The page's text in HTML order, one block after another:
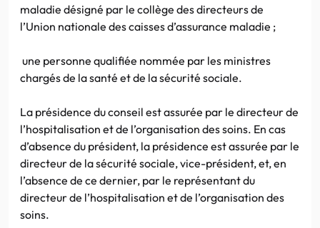
maladie désigné par le collège des directeurs de
l’Union nationale des caisses d’assurance maladie ;
une personne qualifiée nommée par les ministres
chargés de la santé et de la sécurité sociale.
La présidence du conseil est assurée par le directeur de
l’hospitalisation et de l’organisation des soins. En cas
d’absence du président, la présidence est assurée par le
directeur de la sécurité sociale, vice-président, et, en
l’absence de ce dernier, par le représentant du
directeur de l’hospitalisation et de l’organisation des
soins.